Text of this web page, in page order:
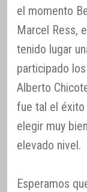
el momento
Marcel Ress,
tenido lugar
participado
Alberto
fue tal el éxito
elegir muy
elevado nivel.
Esperamos